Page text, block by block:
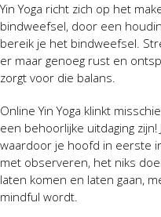
Yin Yoga richt zich op het
bindweefsel, door een
bereik je het bindweefsel.
er maar genoeg rust en
zorgt voor die balans.
Online Yin Yoga klinkt
een behoorlijke uitdaging
waardoor je hoofd in eerste
met observeren, het niks
laten komen en laten gaan,
mindful wordt.